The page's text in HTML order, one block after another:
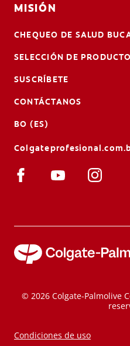
MISIÓN
CHEQUEO DE SALUD
SELECCIÓN DE
SUSCRÍBETE
CONTÁCTANOS
BO (ES)
© 2026 Colgate-Palmolive
Condiciones de uso